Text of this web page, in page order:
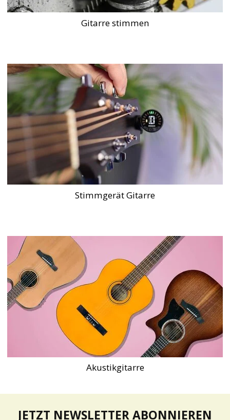
Gitarre stimmen
Stimmgerät Gitarre
Akustikgitarre
JETZT NEWSLETTER ABONNIEREN